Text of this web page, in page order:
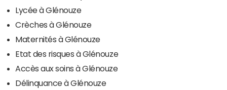
Lycée à Glénouze
Crèches à Glénouze
Maternités à Glénouze
Etat des risques à Glénouze
Accès aux soins à Glénouze
Délinquance à Glénouze